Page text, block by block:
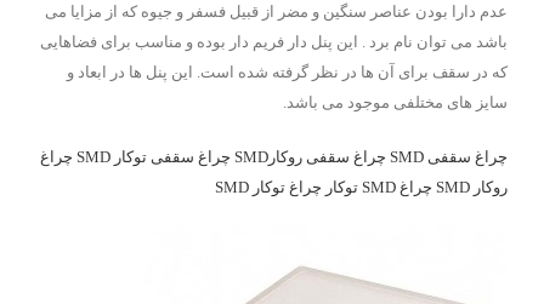
عدم دارا بودن عناصر سنگین و مضر از قبیل فسفر و جیوه که از مزایا می
باشد می توان نام برد . این پنل دار فریم دار بوده و مناسب برای فضاهایی
که در سقف برای آن ها در نظر گرفته شده است. این پنل ها در ابعاد و
سایز های مختلفی موجود می باشد.
چراغ سقفی SMD چراغ سقفی روکارSMD چراغ سقفی توکار SMD
چراغ
روکار SMD
چراغ SMD توکار چراغ توکار SMD